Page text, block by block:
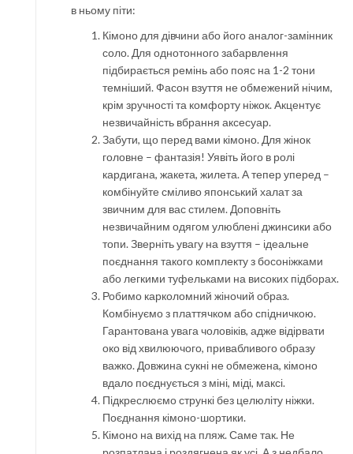
в ньому піти:
Кімоно для дівчини або його аналог-замінник
соло. Для однотонного забарвлення
підбирається ремінь або пояс на 1-2 тони
темніший. Фасон взуття не обмежений нічим,
крім зручності та комфорту ніжок. Акцентує
незвичайність вбрання аксесуар.
Забути, що перед вами кімоно. Для жінок
головне – фантазія! Уявіть його в ролі
кардигана, жакета, жилета. А тепер уперед –
комбінуйте сміливо японський халат за
звичним для вас стилем. Доповніть
незвичайним одягом улюблені джинсики або
топи. Зверніть увагу на взуття – ідеальне
поєднання такого комплекту з босоніжками
або легкими туфельками на високих підборах.
Робимо карколомний жіночий образ.
Комбінуємо з платтячком або спідничкою.
Гарантована увага чоловіків, адже відірвати
око від хвилюючого, привабливого образу
важко. Довжина сукні не обмежена, кімоно
вдало поєднується з міні, міді, максі.
Підкреслюємо стрункі без целюліту ніжки.
Поєднання кімоно-шортики.
Кімоно на вихід на пляж. Саме так. Не